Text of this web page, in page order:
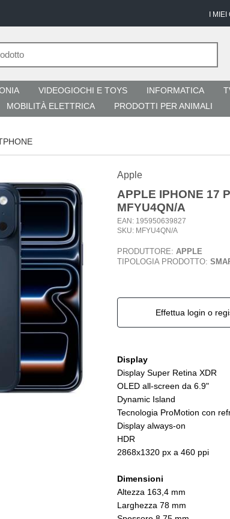
I
VIDEOGIOCHI E TOYS INFORMATICA
MOBILITÀ ELETTRICA PRODOTTI PER ANIMALI
Apple
APPLE IPHONE 17
MFYU4QN/A
EAN: 195950639827
SKU: MFYU4QN/A
PRODUTTORE: APPLE
TIPOLOGIA PRODOTTO:
Effettua login o
Display
Display Super Retina XDR
OLED all-screen da 6.9"
Dynamic Island
Tecnologia ProMotion con
Display always-on
HDR
2868x1320 px a 460 ppi
Dimensioni
Altezza 163,4 mm
Larghezza 78 mm